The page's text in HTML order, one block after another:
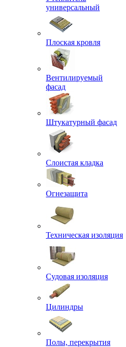
универсальный
Плоская кровля
Вентилируемый
фасад
Штукатурный фасад
Слоистая кладка
Огнезащита
Техническая изоляция
Судовая изоляция
Цилиндры
Полы, перекрытия